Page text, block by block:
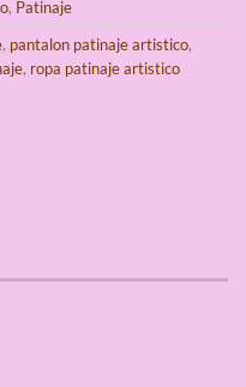
, Patinaje
, pantalon patinaje artistico,
, ropa patinaje artistico